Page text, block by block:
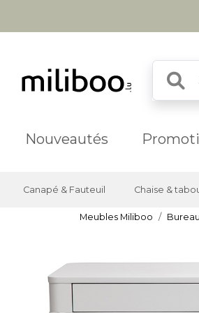
Nouveautés
Canapé & Fauteuil Chaise &
Meubles Miliboo Bureau